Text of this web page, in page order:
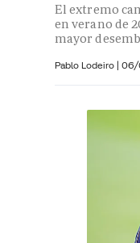
El extremo
en verano de
mayor
Pablo Lodeiro | 06/